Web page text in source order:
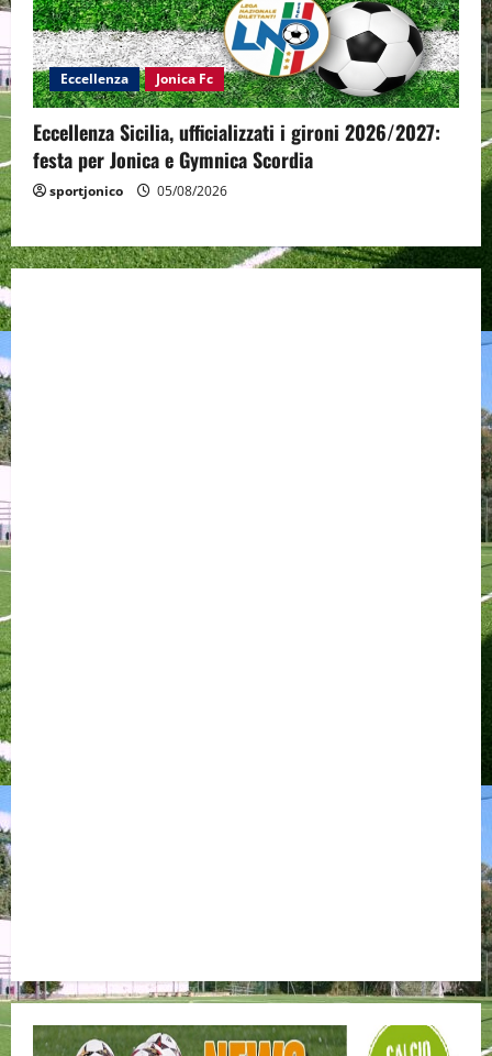
Eccellenza Jonica Fc
Eccellenza Sicilia, ufficializzati i gironi 2026/2027:
festa per Jonica e Gymnica Scordia
sportjonico 05/08/2026